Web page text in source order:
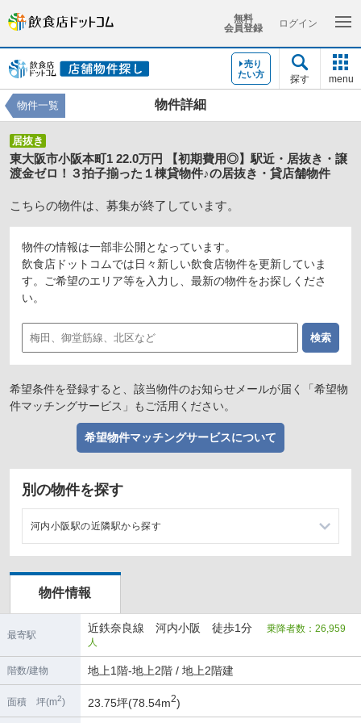
無料
会員登録
ログイン
売り
たい方
探す menu
物件詳細
物件一覧
居抜き
東大阪市小阪本町1 22.0万円 【初期費用◎】駅近・居抜き・譲
渡金ゼロ！３拍子揃った１棟貸物件♪の居抜き・貸店舗物件
こちらの物件は、募集が終了しています。
物件の情報は一部非公開となっています。
飲食店ドットコムでは日々新しい飲食店物件を更新していま
す。ご希望のエリア等を入力し、最新の物件をお探しくださ
い。
希望条件を登録すると、該当物件のお知らせメールが届く「希望物
件マッチングサービス」もご活用ください。
希望物件マッチングサービスについて
別の物件を探す
河内小阪駅の近隣駅から探す
河内永和駅の店舗物件・貸店舗・テナント一覧
若江岩田駅の店舗物件・貸店舗・テナント一覧
布施駅の店舗物件・貸店舗・テナント一覧
物件情報
最寄駅
近鉄奈良線 河内小阪 徒歩1分 乗降者数：26,959
人
階数/建物 地上1階-地上2階 / 地上2階建
面積 坪(m2) 23.75坪(78.54m2)